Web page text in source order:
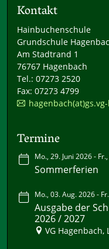
Kontakt
Hainbuchenschule
Grundschule
Am Stadtrand 1
76767 Hagenbach
Tel.: 07273 2520
Fax: 07273 4799
Termine
Mo., 29. Juni 2026 -
Sommerferien
Mo., 03. Aug. 2026 -
Ausgabe der
2026 / 2027
VG Hagenbach,